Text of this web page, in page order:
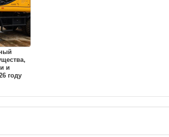
и
году